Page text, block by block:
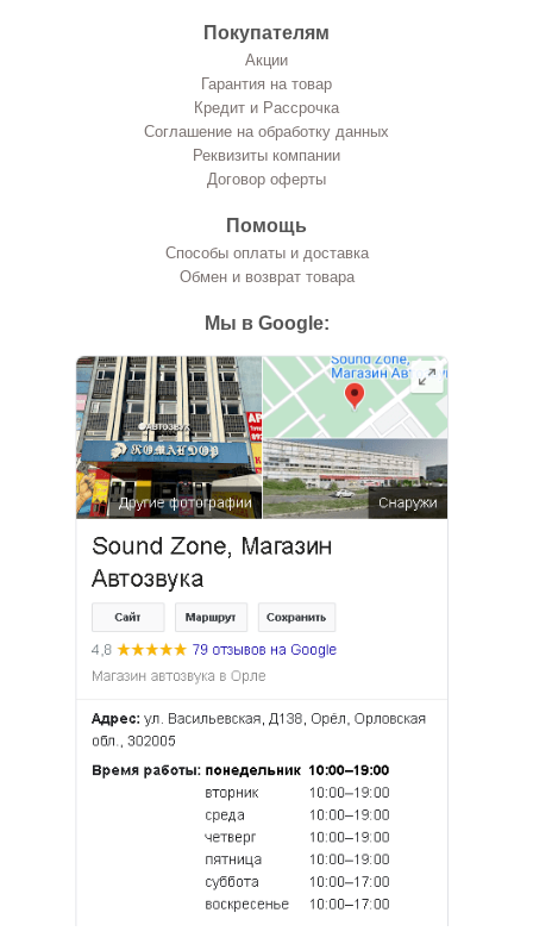
Покупателям
Акции
Гарантия на товар
Кредит и Рассрочка
Соглашение на обработку данных
Реквизиты компании
Договор оферты
Помощь
Способы оплаты и доставка
Обмен и возврат товара
Мы в Google: